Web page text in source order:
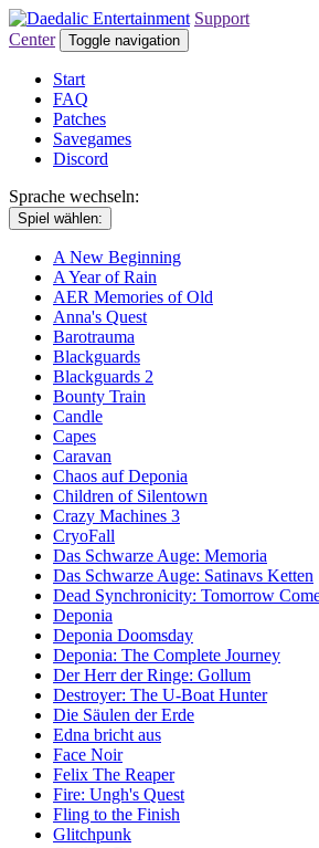
Support
Center
Toggle navigation
Start
FAQ
Patches
Savegames
Discord
Sprache wechseln:
Spiel wählen:
A New Beginning
A Year of Rain
AER Memories of Old
Anna's Quest
Barotrauma
Blackguards
Blackguards 2
Bounty Train
Candle
Capes
Caravan
Chaos auf Deponia
Children of Silentown
Crazy Machines 3
CryoFall
Das Schwarze Auge: Memoria
Das Schwarze Auge: Satinavs Ketten
Dead Synchronicity: Tomorrow
Deponia
Deponia Doomsday
Deponia: The Complete Journey
Der Herr der Ringe: Gollum
Destroyer: The U-Boat Hunter
Die Säulen der Erde
Edna bricht aus
Face Noir
Felix The Reaper
Fire: Ungh's Quest
Fling to the Finish
Glitchpunk